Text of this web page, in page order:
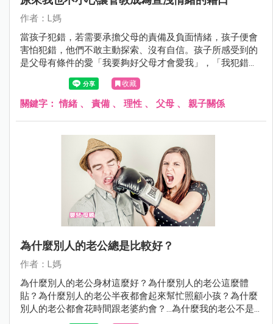
作者：L媽
當孩子犯錯，若需要承擔父母的責備及負面情緒，孩子便會
害怕犯錯，他們不敢主動探索、沒有自信。孩子所感受到的
是父母有條件的愛「我要夠好父母才會愛我」，「我犯錯就
不被愛、接納」，這樣的成長環境好嗎？
收藏
關鍵字：情緒 、 責備 、 理性 、 父母 、 親子關係
為什麼別人的老公總是比較好？
作者：L媽
為什麼別人的老公身材這麼好？為什麼別人的老公這麼體
貼？為什麼別人的老公半夜都會起來幫忙照顧小孩？為什麼
別人的老公都會花時間跟老婆約會？...為什麼我的老公不是